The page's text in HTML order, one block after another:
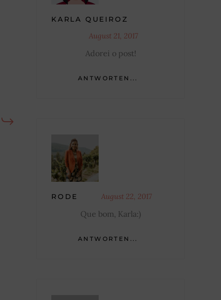
KARLA QUEIROZ
August 21, 2017
Adorei o post!
ANTWORTEN...
RODE August 22, 2017
Que bom, Karla:)
ANTWORTEN...